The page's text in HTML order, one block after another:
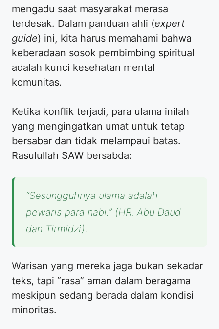
mengadu saat masyarakat merasa
terdesak. Dalam panduan ahli (expert
guide) ini, kita harus memahami bahwa
keberadaan sosok pembimbing spiritual
adalah kunci kesehatan mental
komunitas.
Ketika konflik terjadi, para ulama inilah
yang mengingatkan umat untuk tetap
bersabar dan tidak melampaui batas.
Rasulullah SAW bersabda:
“Sesungguhnya ulama adalah
pewaris para nabi.” (HR. Abu Daud
dan Tirmidzi).
Warisan yang mereka jaga bukan sekadar
teks, tapi “rasa” aman dalam beragama
meskipun sedang berada dalam kondisi
minoritas.